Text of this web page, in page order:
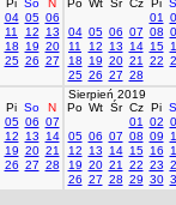
Pi So
N
04 05 06
11 12
13
18 19 20
25 26 27
Po Wt Śr Cz Pi
01
04 05 06 07 08
11
12 13 14 15
18
19 20 21 22
25 26 27 28
Pi So
N
05 06 07
12 13
14
19 20 21
26 27 28
Sierpień 2019
Po Wt Śr Cz Pi
01
02
05 06 07 08 09
12
13 14 15 16
19 20 21 22 23
26 27 28 29 30